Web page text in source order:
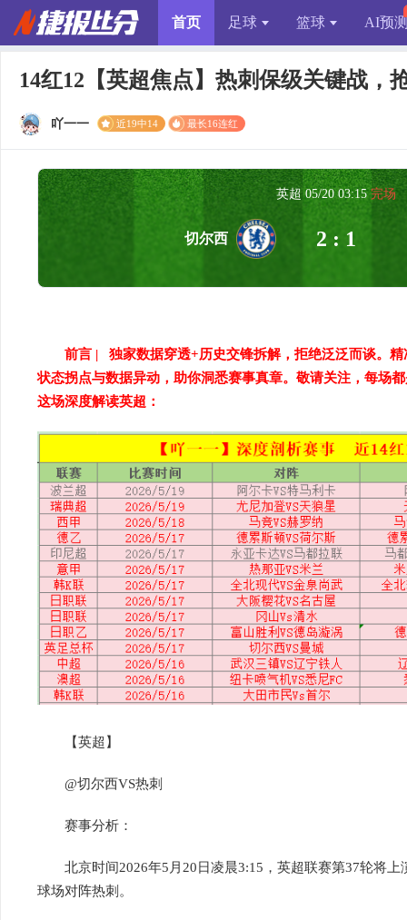
首页 足球 篮球 AI预
14红12【英超焦点】热刺保级关键战，
吖一一 近19中14 最长16连红
英超 05/20 03:15完场
切尔西 2 : 1
前言 | 独家数据穿透+历史交锋拆解，拒绝泛泛而谈。精
状态拐点与数据异动，助你洞悉赛事真章。敬请关注，每场
这场深度解读英超：
【英超】
@切尔西VS热刺
赛事分析：
北京时间2026年5月20日凌晨3:15，英超联赛第37轮将上
球场对阵热刺。